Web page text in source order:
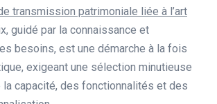
transmission patrimoniale liée à l’art
guidé par la connaissance et
besoins, est une démarche à la fois
exigeant une sélection minutieuse
la capacité, des fonctionnalités et des